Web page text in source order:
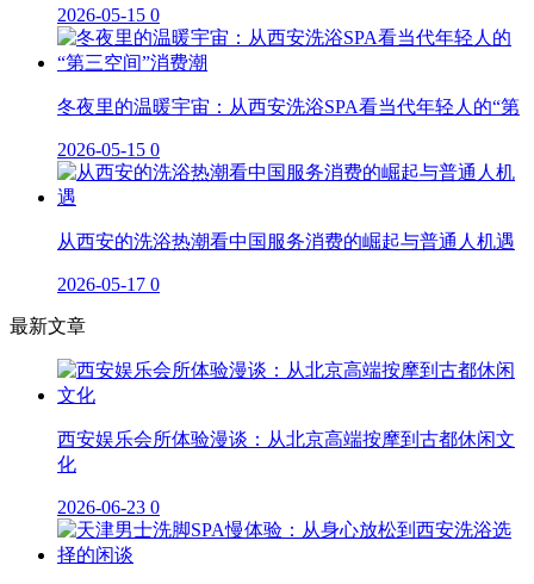
2026-05-15 0
冬夜里的温暖宇宙：从西安洗浴SPA看当代年轻人的“第
2026-05-15 0
从西安的洗浴热潮看中国服务消费的崛起与普通人机遇
2026-05-17 0
最新文章
西安娱乐会所体验漫谈：从北京高端按摩到古都休闲文
化
2026-06-23 0